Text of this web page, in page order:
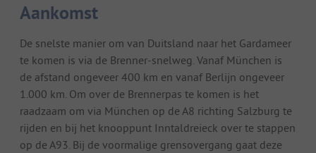
Aankomst
De snelste manier om van Duitsland naar het Gardameer
te komen is via de Brenner-snelweg. Vanaf München is
de afstand ongeveer 400 km en vanaf Berlijn ongeveer
1.000 km. Om over de Brennerpas te komen is het
raadzaam om via München op de A8 richting Salzburg te
rijden en bij het knooppunt Inntaldreieck over te stappen
op de A93. Bij de voormalige grensovergang gaat deze